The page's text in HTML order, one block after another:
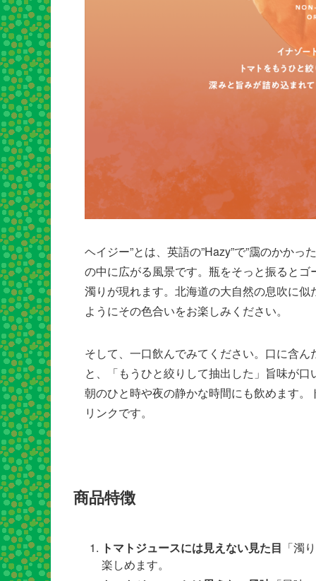
ヘイジー”とは、英語の”Hazy”で”靄のかか
の中に広がる風景です。瓶をそっと振ると
濁りが現れます。北海道の大自然の息吹に
ようにその色合いをお楽しみください。
そして、一口飲んでみてください。口に含
と、「もうひと絞りして抽出した」旨味が
朝のひと時や夜の静かな時間にも飲めます
リンクです。
商品特徴
トマトジュースには見えない見た目 「濁
楽しめます。